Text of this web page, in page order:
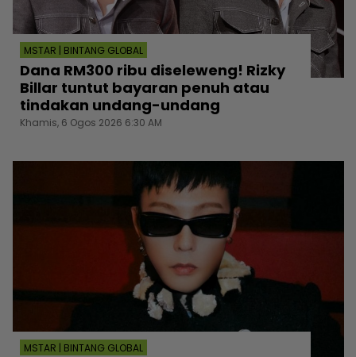
MSTAR | BINTANG GLOBAL
Dana RM300 ribu diseleweng! Rizky
Billar tuntut bayaran penuh atau
tindakan undang-undang
Khamis, 6 Ogos 2026 6:30 AM
MSTAR | BINTANG GLOBAL